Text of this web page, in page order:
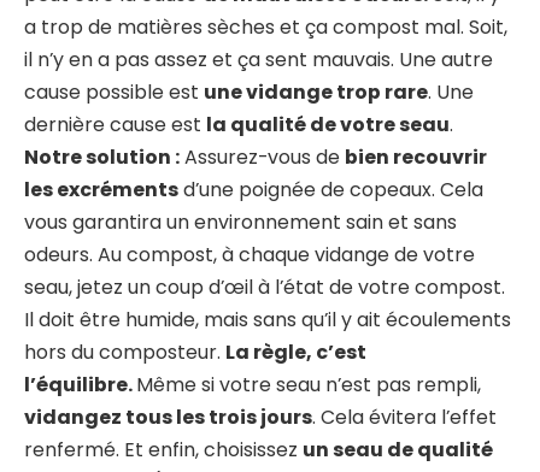
a trop de matières sèches et ça compost mal. Soit,
il n’y en a pas assez et ça sent mauvais. Une autre
cause possible est une vidange trop rare. Une
dernière cause est la qualité de votre seau.
Notre solution :Assurez-vous de bien recouvrir
les excrémentsd’une poignée de copeaux. Cela
vous garantira un environnement sain et sans
odeurs. Au compost, à chaque vidange de votre
seau, jetez un coup d’œil à l’état de votre compost.
Il doit être humide, mais sans qu’il y ait écoulements
hors du composteur. La règle, c’est
l’équilibre.Même si votre seau n’est pas rempli,
vidangez tous les trois jours. Cela évitera l’effet
renfermé. Et enfin, choisissez un seau de qualité